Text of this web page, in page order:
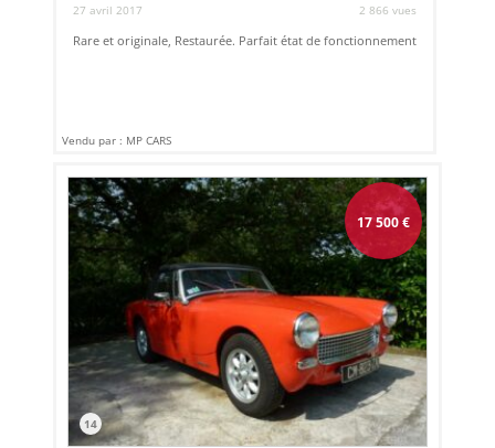
27 avril 2017
2 866 vues
Rare et originale, Restaurée. Parfait état de fonctionnement
Vendu par : MP CARS
17 500€
14